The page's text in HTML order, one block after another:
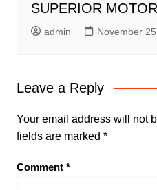
SUPERIOR MOTOR
admin November
Leave a Reply
Your email address will not
fields are marked *
Comment *